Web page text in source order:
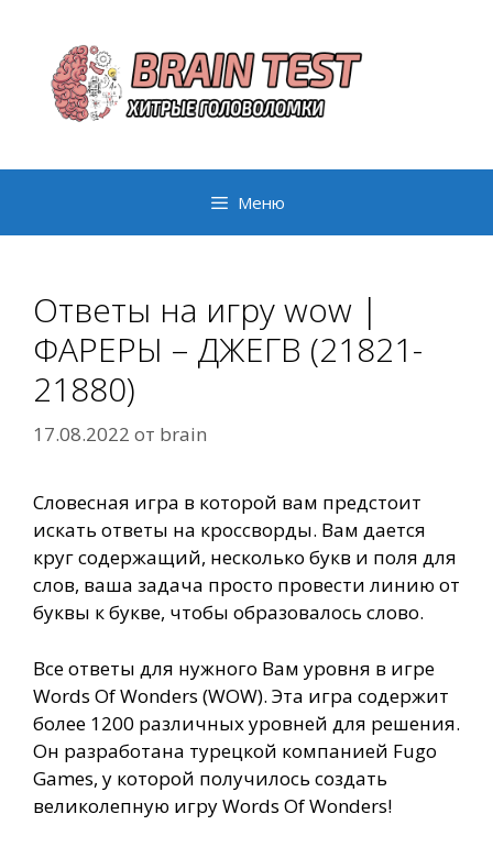
содержимому
Меню
Ответы на игру wow |
ФАРЕРЫ – ДЖЕГВ (21821-
21880)
17.08.2022 от brain
Словесная игра в которой вам предстоит
искать ответы на кроссворды. Вам дается
круг содержащий, несколько букв и поля для
слов, ваша задача просто провести линию от
буквы к букве, чтобы образовалось слово.
Все ответы для нужного Вам уровня в игре
Words Of Wonders (WOW). Эта игра содержит
более 1200 различных уровней для решения.
Он разработана турецкой компанией Fugo
Games, у которой получилось создать
великолепную игру Words Of Wonders!